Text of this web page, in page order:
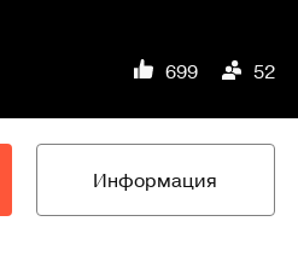
699 52
Информация